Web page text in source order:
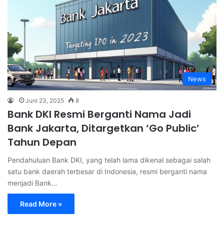
News
Juni 23, 2025 8
Bank DKI Resmi Berganti Nama Jadi
Bank Jakarta, Ditargetkan ‘Go Public’
Tahun Depan
Pendahuluan Bank DKI, yang telah lama dikenal sebagai salah
satu bank daerah terbesar di Indonesia, resmi berganti nama
menjadi Bank…
Read More »